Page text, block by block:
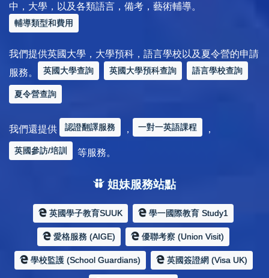
中，大學，以及各類語言，備考，藝術輔導。
輔導類型和費用
我們提供英國大學，大學預科，語言學校以及夏令營的申請
服務。
英國大學查詢 英國大學預科查詢 語言學校查詢
夏令營查詢
我們還提供 認證翻譯服務 ， 一對一英語課程 ，
英國參訪/培訓 等服務。
姐妹服務站點
英國學子教育SUUK 學一國際教育 Study1
愛格服務 (AIGE) 優聯考察 (Union Visit)
學校監護 (School Guardians) 英國簽證網 (Visa UK)